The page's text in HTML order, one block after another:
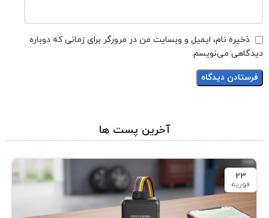
ذخیره نام، ایمیل و وبسایت من در مرورگر برای زمانی که دوباره
دیدگاهی می‌نویسم.
آخرین پست ها
23
فوریه